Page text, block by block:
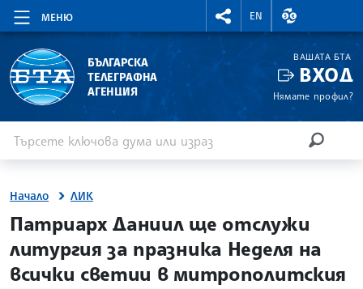
МЕНЮ
RIGHTMENU.SOCIAL
EN
ВАЛУТНИ
БЪЛГАРСКА
ТЕЛЕГРАФНА
АГЕНЦИЯ
ВАШАТА БТА
ВХОД
Нямате профил?
Начало ЛИК
site.bta
Патриарх Даниил ще отслужи
литургия за празника Неделя на
всички светии в митрополитския